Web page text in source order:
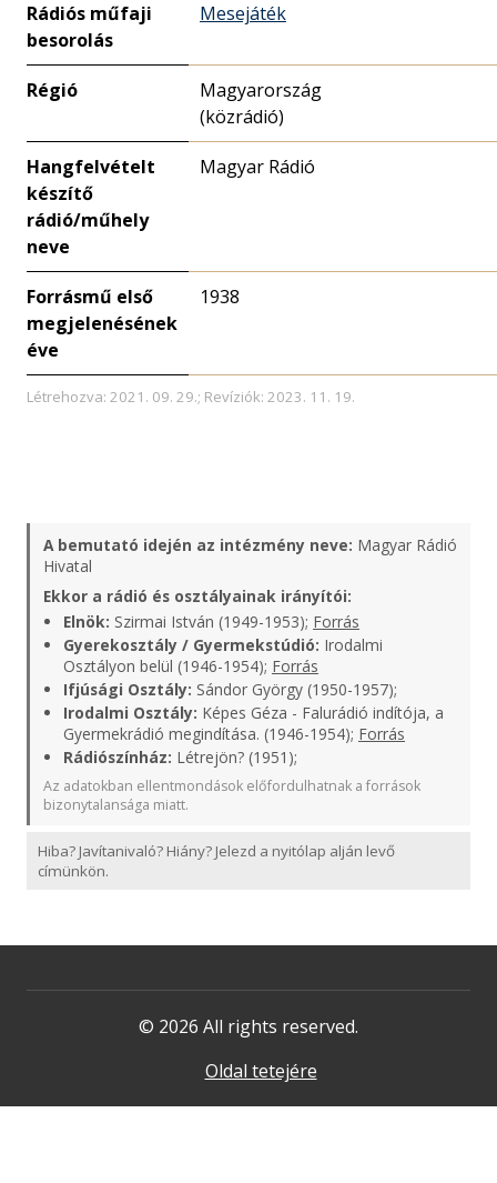
Rádiós műfaji
besorolás
Mesejáték
Régió
Magyarország
(közrádió)
Hangfelvételt
készítő
rádió/műhely
neve
Magyar Rádió
Forrásmű első
megjelenésének
éve
1938
Létrehozva: 2021. 09. 29.; Revíziók: 2023. 11. 19.
A bemutató idején az intézmény neve: Magyar Rádió
Hivatal
Ekkor a rádió és osztályainak irányítói:
Elnök: Szirmai István (1949-1953); Forrás
Gyerekosztály / Gyermekstúdió: Irodalmi
Osztályon belül (1946-1954); Forrás
Ifjúsági Osztály: Sándor György (1950-1957);
Irodalmi Osztály: Képes Géza - Falurádió indítója, a
Gyermekrádió megindítása. (1946-1954); Forrás
Rádiószínház: Létrejön? (1951);
Az adatokban ellentmondások előfordulhatnak a források
bizonytalansága miatt.
Hiba? Javítanivaló? Hiány? Jelezd a nyitólap alján levő
címünkön.
© 2026 All rights reserved.
Oldal tetejére